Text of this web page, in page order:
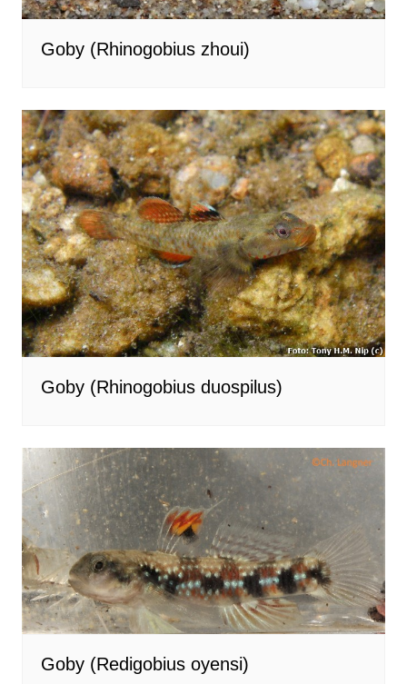
Goby (Rhinogobius zhoui)
Goby (Rhinogobius duospilus)
Goby (Redigobius oyensi)